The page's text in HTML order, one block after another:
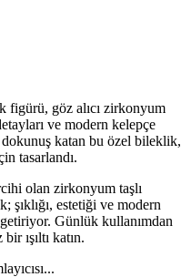
figürü, göz alıcı zirkonyum
ve modern kelepçe
katan bu özel bileklik,
tasarlandı.
olan zirkonyum taşlı
estetiği ve modern
Günlük kullanımdan
ışıltı katın.